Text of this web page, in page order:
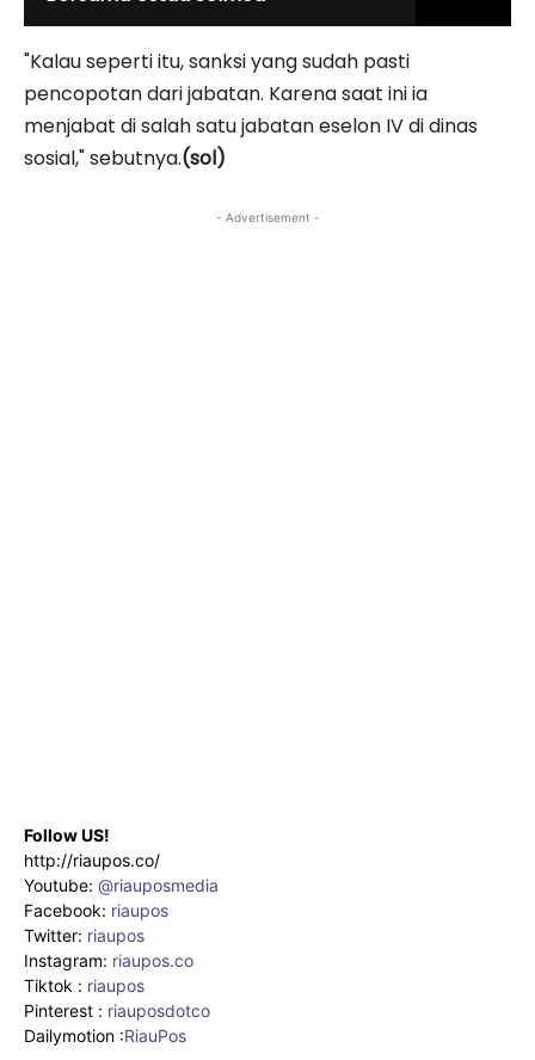
"Kalau seperti itu, sanksi yang sudah pasti
pencopotan dari jabatan. Karena saat ini ia
menjabat di salah satu jabatan eselon IV di dinas
sosial," sebutnya.(sol)
- Advertisement -
Follow US!
http://riaupos.co/
Youtube: @riauposmedia
Facebook: riaupos
Twitter: riaupos
Instagram: riaupos.co
Tiktok : riaupos
Pinterest : riauposdotco
Dailymotion :RiauPos